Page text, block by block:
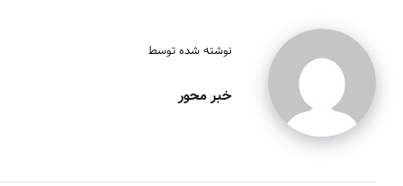
نوشته شده توسط
خبر محور